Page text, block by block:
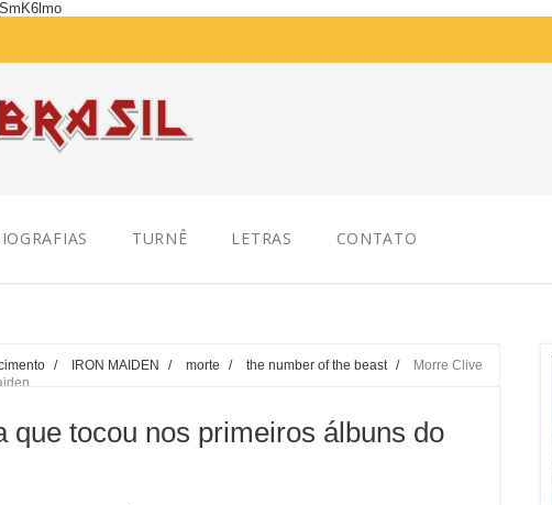
TURNÊ LETRAS CONTATO
/ IRON MAIDEN / morte / the number of the beast /
Morre Clive
que tocou nos primeiros álbuns do